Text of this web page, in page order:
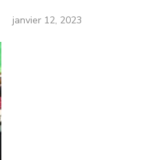
janvier 12, 2023